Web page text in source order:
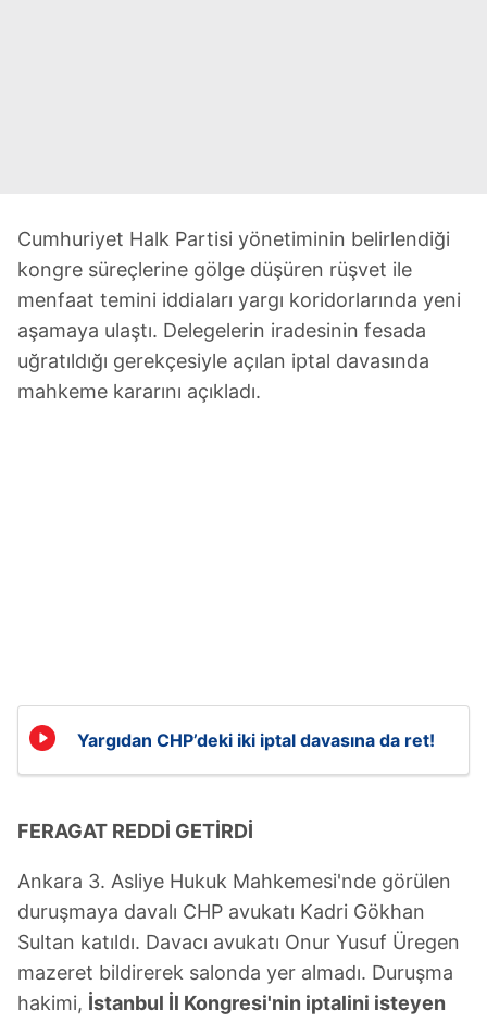
Cumhuriyet Halk Partisi yönetiminin belirlendiği
kongre süreçlerine gölge düşüren rüşvet ile
menfaat temini iddiaları yargı koridorlarında yeni
aşamaya ulaştı. Delegelerin iradesinin fesada
uğratıldığı gerekçesiyle açılan iptal davasında
mahkeme kararını açıkladı.
Yargıdan CHP’deki iki iptal davasına da ret!
FERAGAT REDDİ GETİRDİ
Ankara 3. Asliye Hukuk Mahkemesi'nde görülen
duruşmaya davalı CHP avukatı Kadri Gökhan
Sultan katıldı. Davacı avukatı Onur Yusuf Üregen
mazeret bildirerek salonda yer almadı. Duruşma
hakimi, İstanbul İl Kongresi'nin iptalini isteyen